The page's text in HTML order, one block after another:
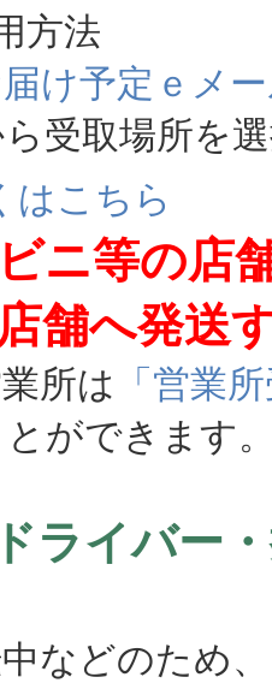
方法
届け予定ｅメ
受取場所を
はこちら
ニ等の店
舗へ発送
所は 「営業
ができます
ドライバー
などのため